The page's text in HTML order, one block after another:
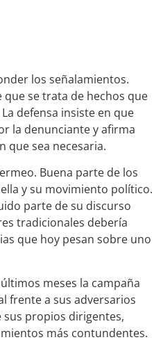
los señalamientos.
que se trata de hechos que
defensa insiste en que
la denunciante y afirma
que sea necesaria.
Buena parte de los
y su movimiento político.
parte de su discurso
tradicionales debería
que hoy pesan sobre uno
meses la campaña
frente a sus adversarios
propios dirigentes,
más contundentes.